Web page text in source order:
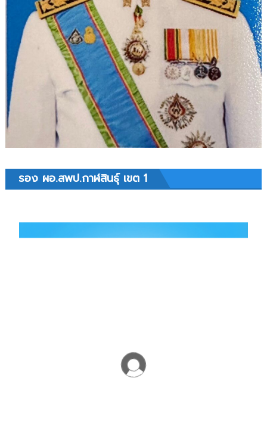
รอง ผอ.สพป.กาฬสินธุ์ เขต 1